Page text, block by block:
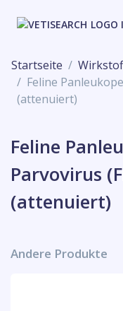
Startseite
Feline
(attenuiert)
Feline
Parvovirus
(attenuiert)
Andere Produkte